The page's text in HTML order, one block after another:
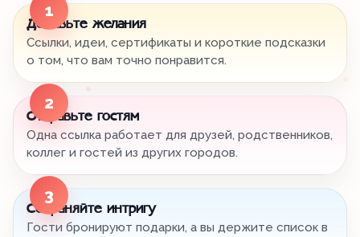
1
Добавьте желания
Ссылки, идеи, сертификаты и короткие подсказки
о том, что вам точно понравится.
2
Отправьте гостям
Одна ссылка работает для друзей, родственников,
коллег и гостей из других городов.
3
Сохраняйте интригу
Гости бронируют подарки, а вы держите список в